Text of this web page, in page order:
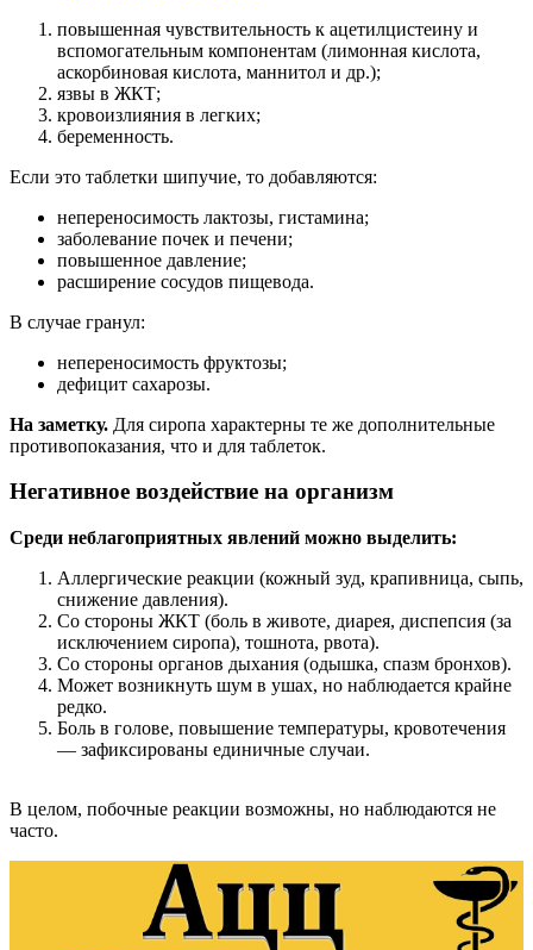
повышенная чувствительность к ацетилцистеину и
вспомогательным компонентам (лимонная кислота,
аскорбиновая кислота, маннитол и др.);
язвы в ЖКТ;
кровоизлияния в легких;
беременность.
Если это таблетки шипучие, то добавляются:
непереносимость лактозы, гистамина;
заболевание почек и печени;
повышенное давление;
расширение сосудов пищевода.
В случае гранул:
непереносимость фруктозы;
дефицит сахарозы.
На заметку. Для сиропа характерны те же дополнительные
противопоказания, что и для таблеток.
Негативное воздействие на организм
Среди неблагоприятных явлений можно выделить:
Аллергические реакции (кожный зуд, крапивница, сыпь,
снижение давления).
Со стороны ЖКТ (боль в животе, диарея, диспепсия (за
исключением сиропа), тошнота, рвота).
Со стороны органов дыхания (одышка, спазм бронхов).
Может возникнуть шум в ушах, но наблюдается крайне
редко.
Боль в голове, повышение температуры, кровотечения
— зафиксированы единичные случаи.
В целом, побочные реакции возможны, но наблюдаются не
часто.